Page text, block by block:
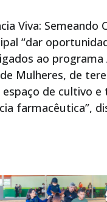
Viva: Semeando
“dar
ao programa
Mulheres, de
de cultivo
farmacêutica”,